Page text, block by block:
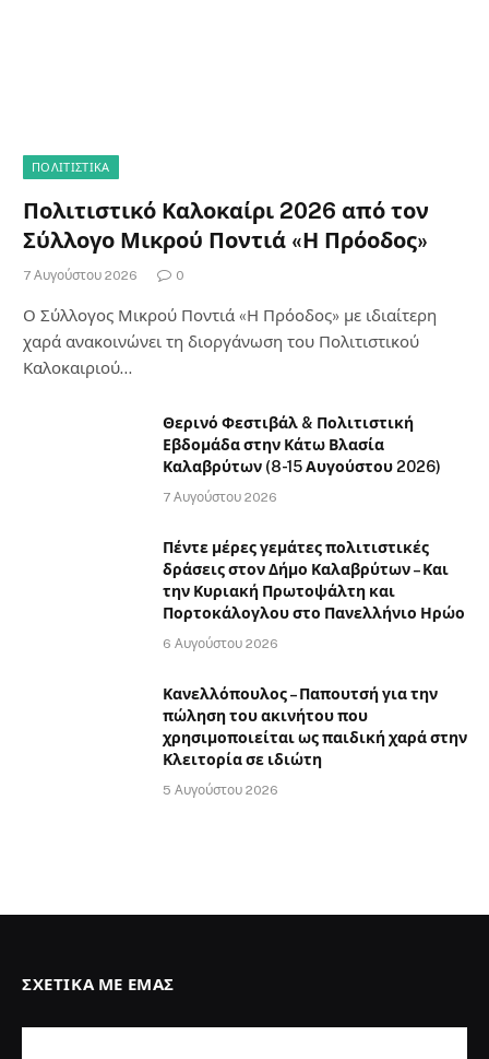
ΠΟΛΙΤΙΣΤΙΚΑ
Πολιτιστικό Καλοκαίρι 2026 από τον
Σύλλογο Μικρού Ποντιά «Η Πρόοδος»
7 Αυγούστου 2026 0
Ο Σύλλογος Μικρού Ποντιά «Η Πρόοδος» με ιδιαίτερη
χαρά ανακοινώνει τη διοργάνωση του Πολιτιστικού
Καλοκαιριού…
Θερινό Φεστιβάλ & Πολιτιστική
Εβδομάδα στην Κάτω Βλασία
Καλαβρύτων (8-15 Αυγούστου 2026)
7 Αυγούστου 2026
Πέντε μέρες γεμάτες πολιτιστικές
δράσεις στον Δήμο Καλαβρύτων – Και
την Κυριακή Πρωτοψάλτη και
Πορτοκάλογλου στο Πανελλήνιο Ηρώο
6 Αυγούστου 2026
Κανελλόπουλος – Παπουτσή για την
πώληση του ακινήτου που
χρησιμοποιείται ως παιδική χαρά στην
Κλειτορία σε ιδιώτη
5 Αυγούστου 2026
ΣΧΕΤΙΚΆ ΜΕ ΕΜΆΣ